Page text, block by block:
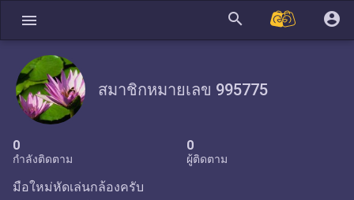
menu search account_circle
สมาชิกหมายเลข 995775
0
กำลังติดตาม
0
ผู้ติดตาม
มือใหม่หัดเล่นกล้องครับ